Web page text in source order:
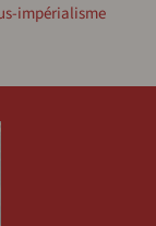
impérialisme